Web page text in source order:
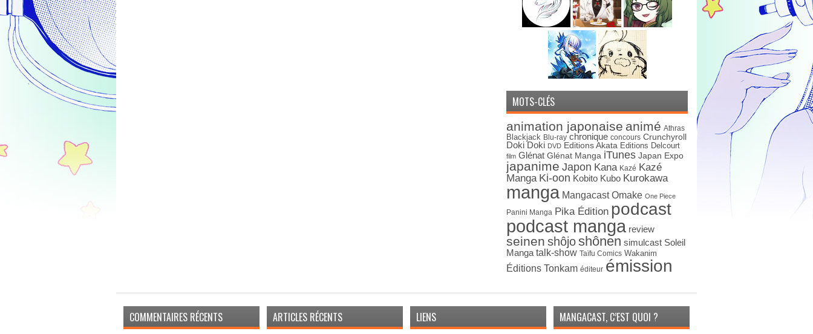
MOTS-CLÉS
animation japonaise animé Athras
Blackjack Blu-ray chronique concours Crunchyroll
Doki Doki DVD Editions Akata Editions Delcourt
film Glénat Glénat Manga iTunes Japan Expo
japanime Japon Kana Kazé Kazé
Manga Ki-oon Kobito Kubo Kurokawa
manga Mangacast Omake One Piece
Panini Manga Pika Édition podcast
podcast manga review
seinen shôjoshônen simulcast Soleil
Manga talk-show Taïfu Comics Wakanim
Éditions Tonkam éditeur émission
COMMENTAIRES RÉCENTS ARTICLES RÉCENTS LIENS MANGACAST, C’EST QUOI ?